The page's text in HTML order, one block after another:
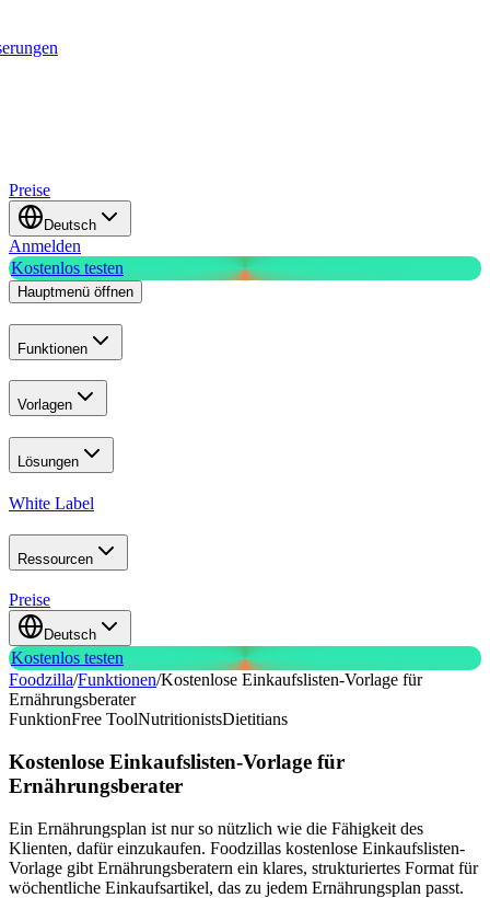
Preise
Deutsch
Anmelden
Kostenlos testen
Hauptmenü öffnen
Funktionen
Vorlagen
Lösungen
White Label
Ressourcen
Preise
Deutsch
Kostenlos testen
Foodzilla/Funktionen/Kostenlose Einkaufslisten-Vorlage für
Ernährungsberater
FunktionFree ToolNutritionistsDietitians
Kostenlose Einkaufslisten-Vorlage für
Ernährungsberater
Ein Ernährungsplan ist nur so nützlich wie die Fähigkeit des
Klienten, dafür einzukaufen. Foodzillas kostenlose Einkaufslisten-
Vorlage gibt Ernährungsberatern ein klares, strukturiertes Format für
wöchentliche Einkaufsartikel, das zu jedem Ernährungsplan passt.